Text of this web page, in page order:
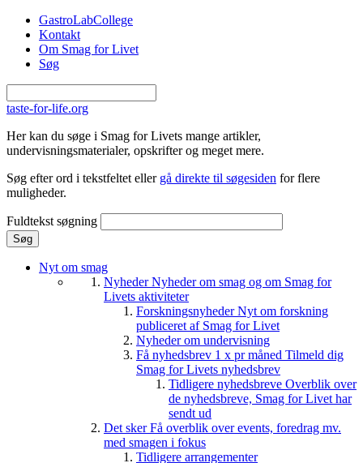
Gå til hovedindhold
GastroLabCollege
Kontakt
Om Smag for Livet
Søg
taste-for-life.org
Her kan du søge i Smag for Livets mange artikler,
undervisningsmaterialer, opskrifter og meget mere.
Søg efter ord i tekstfeltet eller gå direkte til søgesiden for flere
muligheder.
Fuldtekst søgning
Nyt om smag
NyhederNyheder om smag og om Smag for
Livets aktiviteter
ForskningsnyhederNyt om forskning
publiceret af Smag for Livet
Nyheder om undervisning
Få nyhedsbrev 1 x pr måned Tilmeld dig
Smag for Livets nyhedsbrev
Tidligere nyhedsbreve Overblik over
de nyhedsbreve, Smag for Livet har
sendt ud
Det skerFå overblik over events, foredrag mv.
med smagen i fokus
Tidligere arrangementer